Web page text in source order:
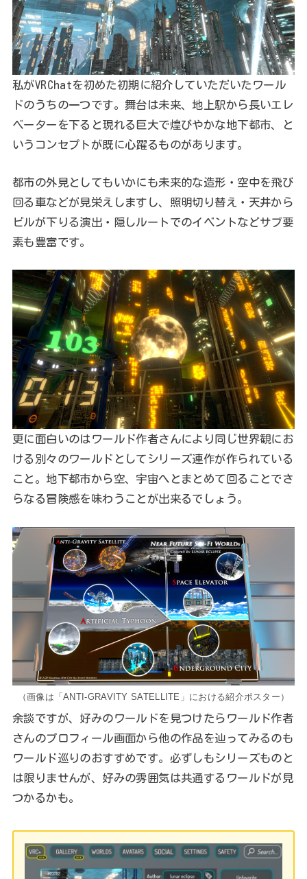
私がVRChatを初めた初期に紹介していただいたワール
ドのうちの一つです。舞台は未来、地上駅から長いエレ
ベーターを下ると現れる巨大で煌びやかな地下都市、と
いうコンセプトが既に心躍るものがあります。
都市の外見としてもいかにも未来的な造形・空中を飛び
回る車などが見栄えしますし、照明切り替え・天井から
ビルが下りる演出・隠しルートでのイベントなどサブ要
素も豊富です。
更に面白いのはワールド作者さんにより同じ世界観にお
ける別々のワールドとしてシリーズ連作が作られている
こと。地下都市から空、宇宙へとまとめて回ることでさ
らなる冒険感を味わうことが出来るでしょう。
（画像は「ANTI-GRAVITY SATELLITE」における紹介ポスター）
余談ですが、好みのワールドを見つけたらワールド作者
さんのプロフィール画面から他の作品を辿ってみるのも
ワールド巡りのおすすめです。必ずしもシリーズものと
は限りませんが、好みの雰囲気は共通するワールドが見
つかるかも。